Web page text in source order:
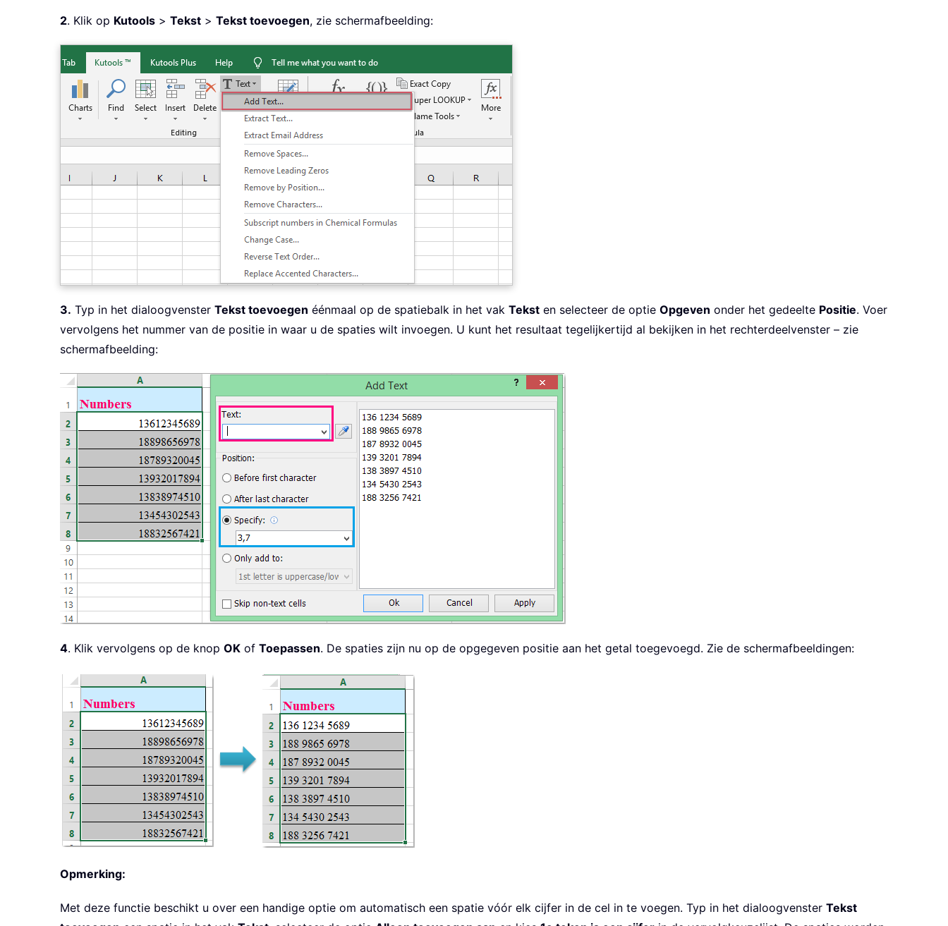
2. Klik op Kutools > Tekst > Tekst toevoegen, zie schermafbeelding:
3. Typ in het dialoogvenster Tekst toevoegen éénmaal op de spatiebalk in het vak Tekst en selecteer de optie Opgeven onder het gedeelte Positie. Voer
vervolgens het nummer van de positie in waar u de spaties wilt invoegen. U kunt het resultaat tegelijkertijd al bekijken in het rechterdeelvenster – zie
schermafbeelding:
4. Klik vervolgens op de knop OK of Toepassen. De spaties zijn nu op de opgegeven positie aan het getal toegevoegd. Zie de schermafbeeldingen:
Opmerking:
Met deze functie beschikt u over een handige optie om automatisch een spatie vóór elk cijfer in de cel in te voegen. Typ in het dialoogvenster Tekst